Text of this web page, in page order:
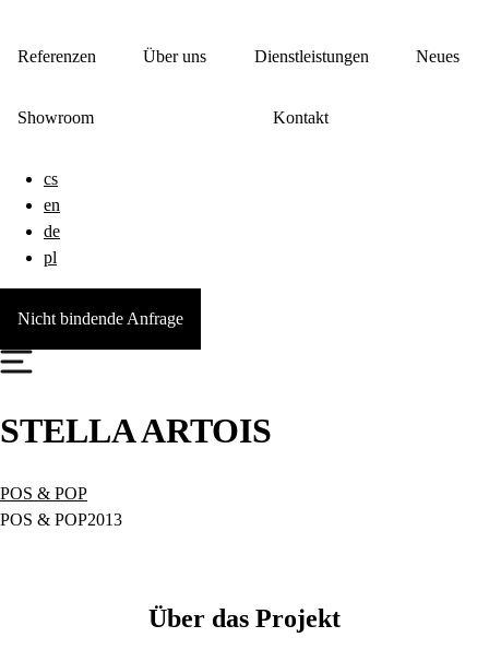
Referenzen Über uns Dienstleistungen Neues
Showroom Kontakt
cs
en
de
pl
Nicht bindende Anfrage
STELLA ARTOIS
POS & POP
POS & POP2013
Über das Projekt